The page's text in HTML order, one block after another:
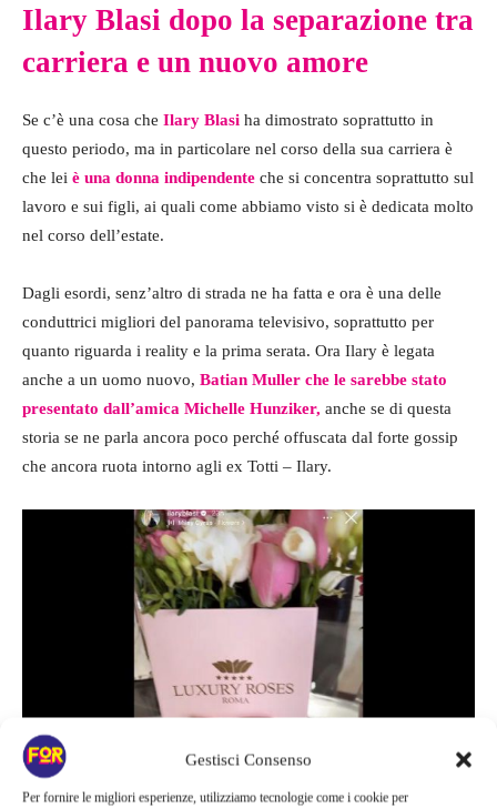
Gestisci Consenso
Per fornire le migliori esperienze, utilizziamo tecnologie come i cookie per
Ilary Blasi dopo la separazione tra
carriera e un nuovo amore
Se c’è una cosa che Ilary Blasi ha dimostrato soprattutto in
questo periodo, ma in particolare nel corso della sua carriera è
che lei è una donna indipendente che si concentra soprattutto sul
lavoro e sui figli, ai quali come abbiamo visto si è dedicata molto
nel corso dell’estate.
Dagli esordi, senz’altro di strada ne ha fatta e ora è una delle
conduttrici migliori del panorama televisivo, soprattutto per
quanto riguarda i reality e la prima serata. Ora Ilary è legata
anche a un uomo nuovo, Batian Muller che le sarebbe stato
presentato dall’amica Michelle Hunziker, anche se di questa
storia se ne parla ancora poco perché offuscata dal forte gossip
che ancora ruota intorno agli ex Totti – Ilary.